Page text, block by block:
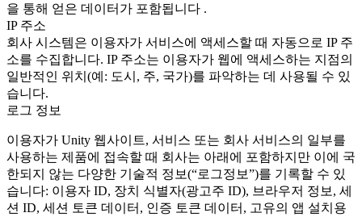
을 통해 얻은 데이터가 포함됩니다 .
IP 주소
회사 시스템은 이용자가 서비스에 액세스할 때 자동으로 IP 주
소를 수집합니다. IP 주소는 이용자가 웹에 액세스하는 지점의
일반적인 위치(예: 도시, 주, 국가)를 파악하는 데 사용될 수 있
습니다.
로그 정보
이용자가 Unity 웹사이트, 서비스 또는 회사 서비스의 일부를
사용하는 제품에 접속할 때 회사는 아래에 포함하지만 이에 국
한되지 않는 다양한 기술적 정보(“로그정보”)를 기록할 수 있
습니다: 이용자 ID, 장치 식별자(광고주 ID), 브라우저 정보, 세
션 ID, 세션 토큰 데이터, 인증 토큰 데이터, 고유의 앱 설치용